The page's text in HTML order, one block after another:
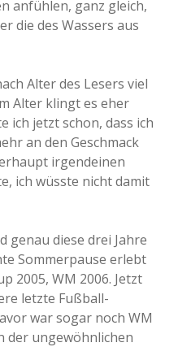
anfühlen, ganz gleich,
die des Wassers aus
Alter des Lesers viel
Alter klingt es eher
ich jetzt schon, dass ich
an den Geschmack
irgendeinen
ich wüsste nicht damit
genau diese drei Jahre
Sommerpause erlebt
2005, WM 2006. Jetzt
letzte Fußball-
war sogar noch WM
der ungewöhnlichen